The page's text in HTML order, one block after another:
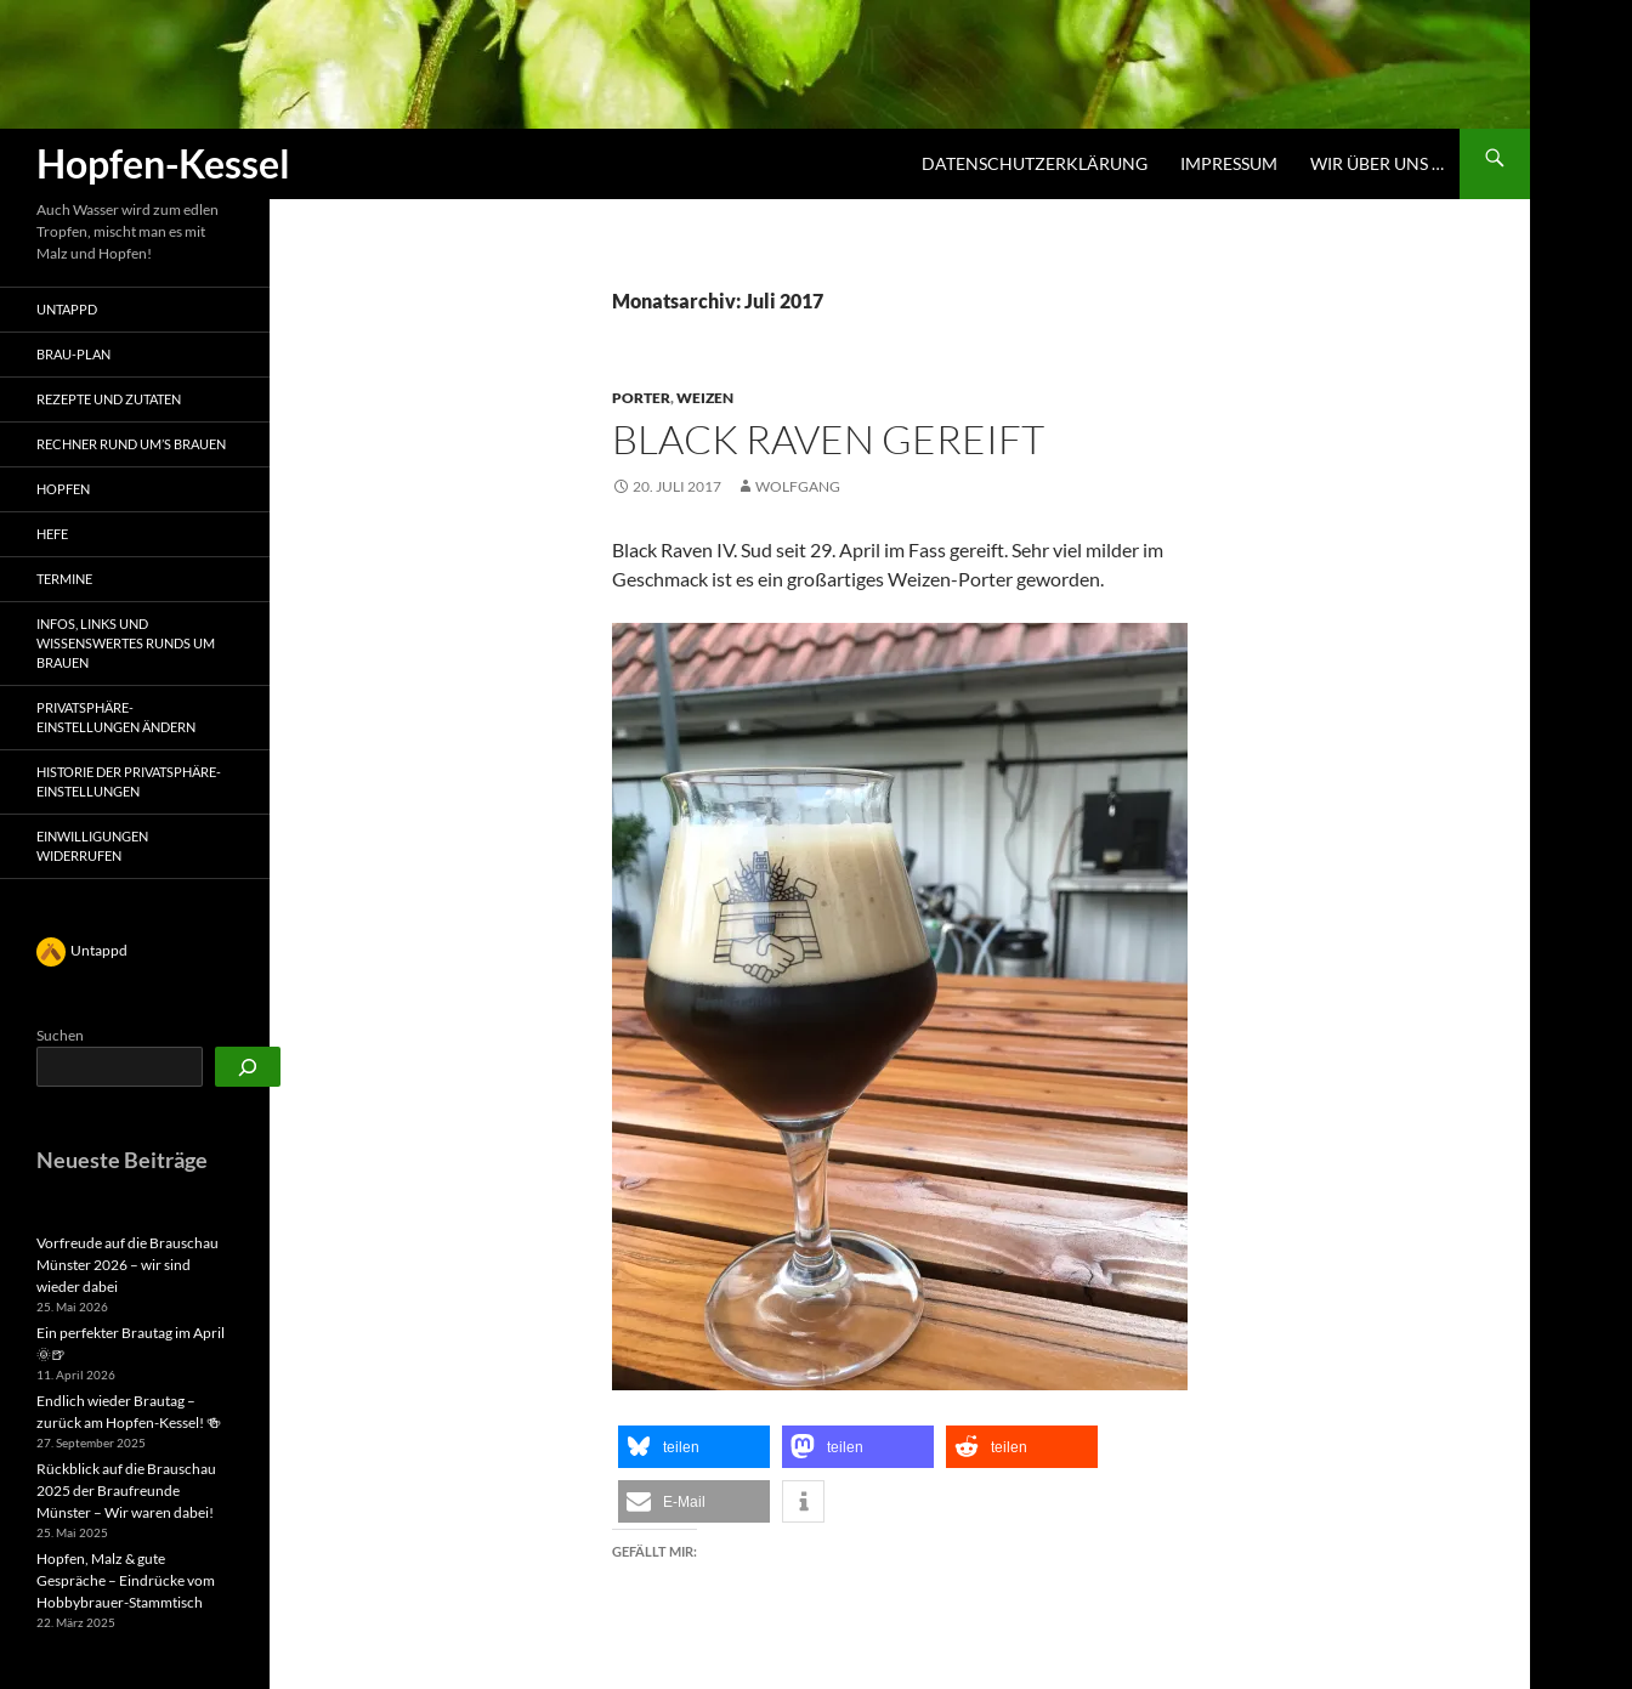
Hopfen-Kessel DATENSCHUTZERKLÄRUNG IMPRESSUM WIR ÜBER UNS …
Monatsarchiv: Juli 2017
PORTER,WEIZEN
BLACK RAVEN GEREIFT
20. JULI 2017 WOLFGANG
Black Raven IV. Sud seit 29. April im Fass gereift. Sehr viel milder im
Geschmack ist es ein großartiges Weizen-Porter geworden.
teilen teilen teilen
E-Mail
GEFÄLLT MIR:
Auch Wasser wird zum edlen
Tropfen, mischt man es mit
Malz und Hopfen!
UNTAPPD
BRAU-PLAN
REZEPTE UND ZUTATEN
RECHNER RUND UM’S BRAUEN
HOPFEN
HEFE
TERMINE
INFOS, LINKS UND
WISSENSWERTES RUNDS UM
BRAUEN
PRIVATSPHÄRE-
EINSTELLUNGEN ÄNDERN
HISTORIE DER PRIVATSPHÄRE-
EINSTELLUNGEN
EINWILLIGUNGEN
WIDERRUFEN
Untappd
Suchen
Neueste Beiträge
Vorfreude auf die Brauschau
Münster 2026 – wir sind
wieder dabei
25. Mai 2026
Ein perfekter Brautag im April
🌞🍺
11. April 2026
Endlich wieder Brautag –
zurück am Hopfen-Kessel! 🍻
27. September 2025
Rückblick auf die Brauschau
2025 der Braufreunde
Münster – Wir waren dabei!
25. Mai 2025
Hopfen, Malz & gute
Gespräche – Eindrücke vom
Hobbybrauer-Stammtisch
22. März 2025